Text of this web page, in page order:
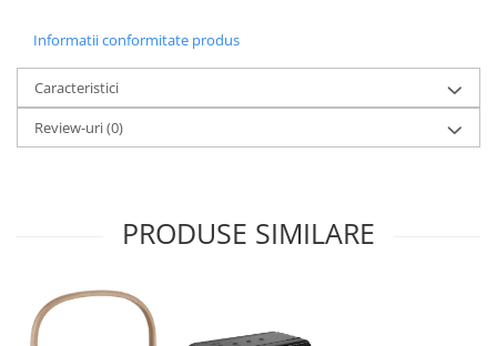
Informatii conformitate produs
Caracteristici
Review-uri(0)
PRODUSE SIMILARE